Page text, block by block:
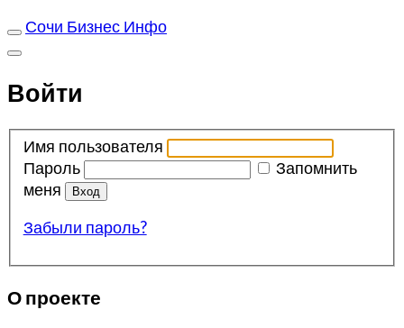
Сочи Бизнес Инфо
Войти
Имя пользователя
Пароль
Запомнить
меня
Забыли пароль?
О проекте